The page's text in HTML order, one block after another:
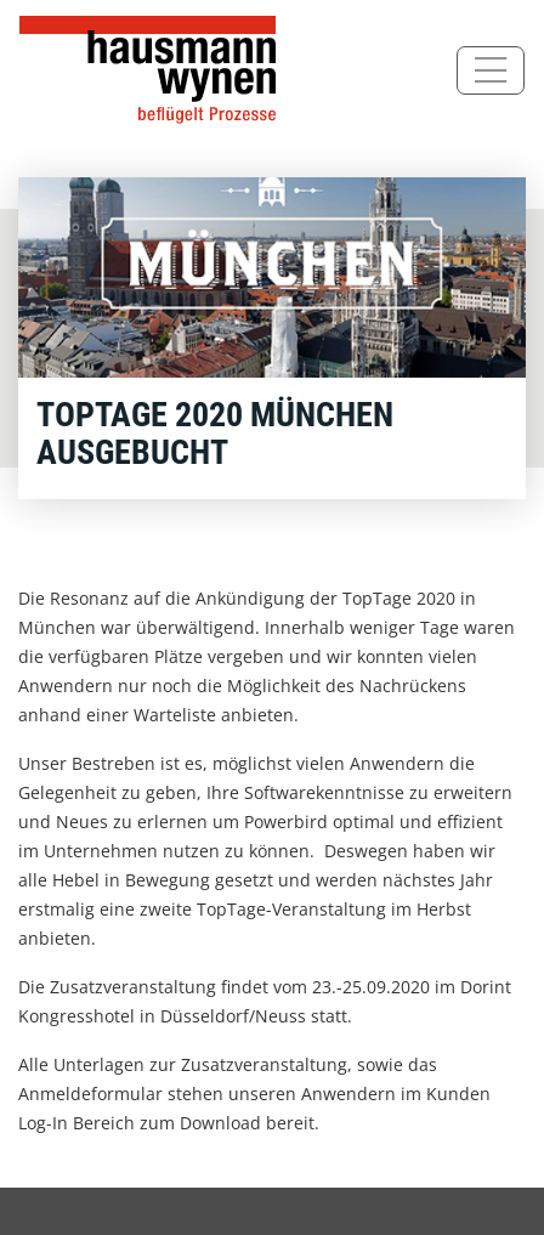
Direkt
TOPTAGE 2020 MÜNCHEN
AUSGEBUCHT
Die Resonanz auf die Ankündigung der TopTage 2020 in
München war überwältigend. Innerhalb weniger Tage waren
die verfügbaren Plätze vergeben und wir konnten vielen
Anwendern nur noch die Möglichkeit des Nachrückens
anhand einer Warteliste anbieten.
Unser Bestreben ist es, möglichst vielen Anwendern die
Gelegenheit zu geben, Ihre Softwarekenntnisse zu erweitern
und Neues zu erlernen um Powerbird optimal und effizient
im Unternehmen nutzen zu können. Deswegen haben wir
alle Hebel in Bewegung gesetzt und werden nächstes Jahr
erstmalig eine zweite TopTage-Veranstaltung im Herbst
anbieten.
Die Zusatzveranstaltung findet vom 23.-25.09.2020 im Dorint
Kongresshotel in Düsseldorf/Neuss statt.
Alle Unterlagen zur Zusatzveranstaltung, sowie das
Anmeldeformular stehen unseren Anwendern im Kunden
Log-In Bereich zum Download bereit.